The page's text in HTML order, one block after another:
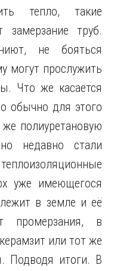
тепло, такие
замерзание труб.
не бояться
могут прослужить
Что же касается
обычно для этого
полиуретановую
недавно стали
уже имеющегося
в земле и её
промерзания, в
или тот же
Подводя итоги. В